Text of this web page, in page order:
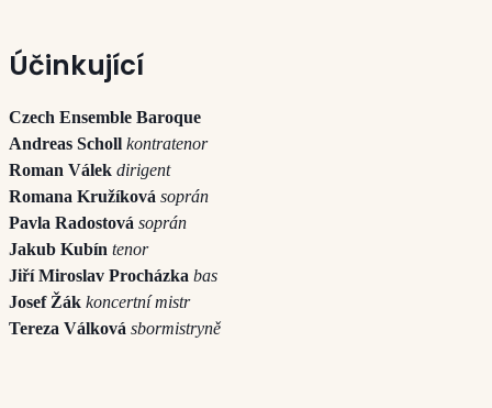
Účinkující
Czech Ensemble Baroque
Andreas Scholl kontratenor
Roman Válek dirigent
Romana Kružíková soprán
Pavla Radostová soprán
Jakub Kubín tenor
Jiří Miroslav Procházka bas
Josef Žák koncertní mistr
Tereza Válková sbormistryně